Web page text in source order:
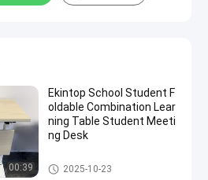
00:39
Ekintop School Student F
oldable Combination Lear
ning Table Student Meeti
ng Desk
commercieel bureau
2025-10-23